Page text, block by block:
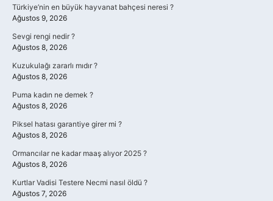
Türkiye’nin en büyük hayvanat bahçesi neresi ?
Ağustos 9, 2026
Sevgi rengi nedir ?
Ağustos 8, 2026
Kuzukulağı zararlı mıdır ?
Ağustos 8, 2026
Puma kadın ne demek ?
Ağustos 8, 2026
Piksel hatası garantiye girer mi ?
Ağustos 8, 2026
Ormancılar ne kadar maaş alıyor 2025 ?
Ağustos 8, 2026
Kurtlar Vadisi Testere Necmi nasıl öldü ?
Ağustos 7, 2026